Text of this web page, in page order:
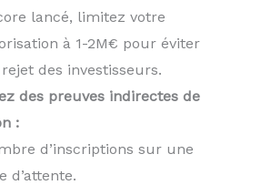
lancé, limitez votre
à 1-2M€ pour éviter
des investisseurs.
des preuves indirectes de
:
d’inscriptions sur une
d’attente.